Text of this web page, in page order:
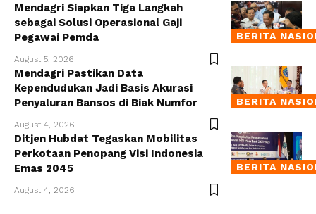
BERITA
Mendagri Siapkan Tiga Langkah
sebagai Solusi Operasional Gaji
Pegawai Pemda
August 5, 2026
BERITA
Mendagri Pastikan Data
Kependudukan Jadi Basis Akurasi
Penyaluran Bansos di Biak Numfor
August 4, 2026
BERITA
Ditjen Hubdat Tegaskan Mobilitas
Perkotaan Penopang Visi Indonesia
Emas 2045
August 4, 2026